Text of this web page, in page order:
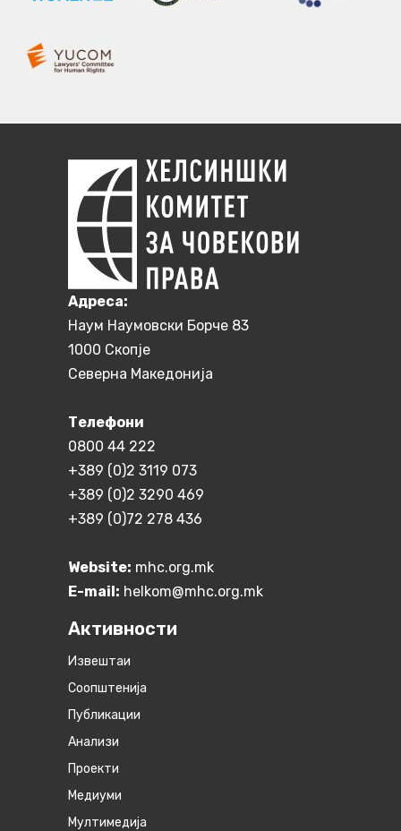
Aдреса:
Наум Наумовски Борче 83
1000 Скопје
Северна Македонија
Телефони
0800 44 222
+389 (0)2 3119 073
+389 (0)2 3290 469
+389 (0)72 278 436
Website: mhc.org.mk
E-mail: helkom@mhc.org.mk
Активности
Извештаи
Соопштенија
Публикации
Анализи
Проекти
Медиуми
Мултимедија